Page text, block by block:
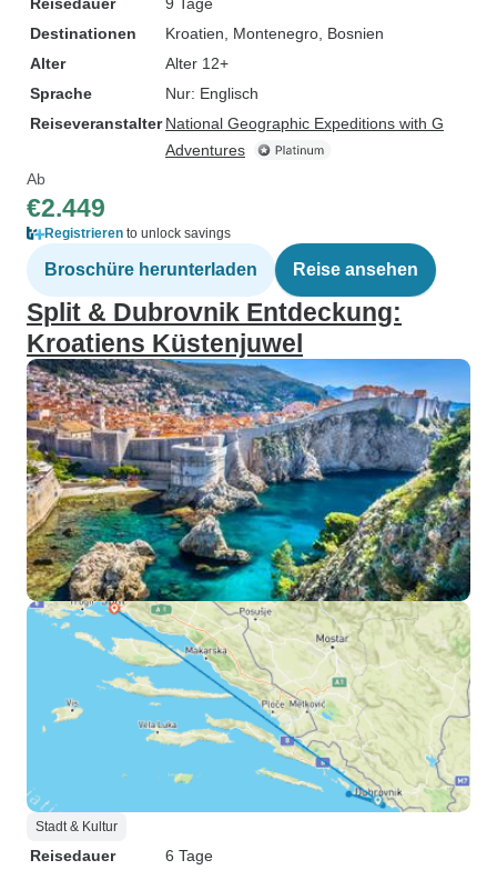
Destinationen
Kroatien , Montenegro , Bosnien
Alter
Alter 12+
Sprache
Nur: Englisch
Reiseveranstalter National Geographic Expeditions with G
Adventures
Ab
€2.449
Registrieren to unlock savings
Broschüre herunterladen Reise ansehen
Split & Dubrovnik Entdeckung:
Kroatiens Küstenjuwel
Stadt & Kultur
Reisedauer
6 Tage